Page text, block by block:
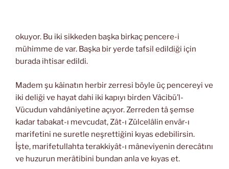
okuyor. Bu iki sikkeden başka birkaç pencere-i
mühimme de var. Başka bir yerde tafsil edildiği için
burada ihtisar edildi.
Madem şu kâinatın herbir zerresi böyle üç pencereyi ve
iki deliği ve hayat dahi iki kapıyı birden Vâcibü’l-
Vücudun vahdâniyetine açıyor. Zerreden tâ şemse
kadar tabakat-ı mevcudat, Zât-ı Zülcelâlin envâr-ı
marifetini ne suretle neşrettiğini kıyas edebilirsin.
İşte, marifetullahta terakkiyât-ı mâneviyenin derecâtını
ve huzurun merâtibini bundan anla ve kıyas et.